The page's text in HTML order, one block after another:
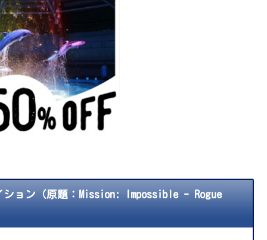
ション（原題：Mission: Impossible - Rogue